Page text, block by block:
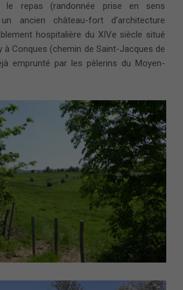
le repas (randonnée prise en sens
ancien château-fort d’architecture
hospitalière du XIVe siècle situé
à Conques (chemin de Saint-Jacques de
emprunté par les pèlerins du Moyen-